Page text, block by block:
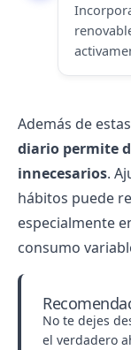
Además de
diario permite
innecesarios.
hábitos puede
especialmente
consumo
No te dejes
el verdadero